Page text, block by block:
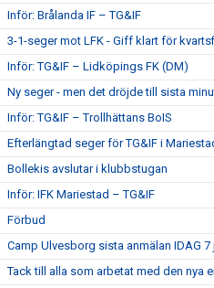
Inför: Brålanda IF – TG&IF
3-1-seger mot LFK - Giff klart för
Inför: TG&IF – Lidköpings FK (DM)
Ny seger - men det dröjde till sista
Inför: TG&IF – Trollhättans BoIS
Efterlängtad seger för TG&IF i
Bollekis avslutar i klubbstugan
Inför: IFK Mariestad – TG&IF
Förbud
Camp Ulvesborg sista anmälan IDAG 7
Tack till alla som arbetat med den nya